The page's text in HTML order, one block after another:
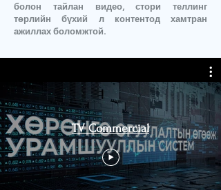
болон тайлан видео, стори теллинг
төрлийн бүхий л контентод хамтран
ажиллах боломжтой.
TV Commercial